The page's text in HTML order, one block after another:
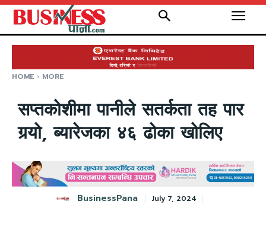
HOME MORE
सप्तकोशीमा पानीले सतर्कता तह पार
गर्‍यो, ब्यारेजका ४६ ढोका खोलिए
BusinessPana July 7, 2024